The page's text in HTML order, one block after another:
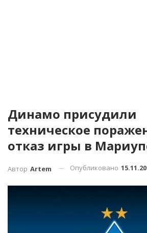
Динамо присудили
техническое
отказ игры в
Автор Artem Опубликовано